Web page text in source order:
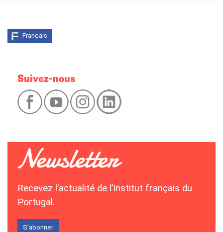
Français
Suivez-nous
Recevez l’actualité de l’Institut français du
Portugal.
S’abonner